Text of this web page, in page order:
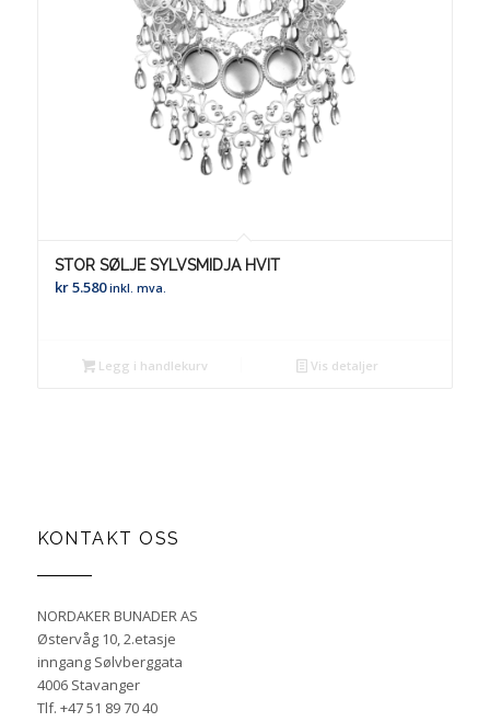
STOR SØLJE SYLVSMIDJA HVIT
kr5.580 inkl. mva.
Legg i handlekurv Vis detaljer
KONTAKT OSS
NORDAKER BUNADER AS
Østervåg 10, 2.etasje
inngang Sølvberggata
4006 Stavanger
Tlf. +47 51 89 70 40